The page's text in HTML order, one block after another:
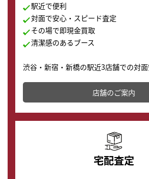
駅近で便利
対面で安心・スピード査定
その場で即現金買取
清潔感のあるブース
渋谷・新宿・新橋の駅近3店舗での対面
その場で現金買取致します。渋谷本店
店舗を併設しており、下取りに出して
の購入もできます♪
店舗のご案内
宅配査定